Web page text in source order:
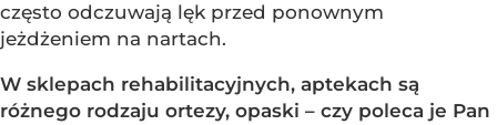
często odczuwają lęk przed ponownym
jeżdżeniem na nartach.
W sklepach rehabilitacyjnych, aptekach są
różnego rodzaju ortezy, opaski – czy poleca je Pan